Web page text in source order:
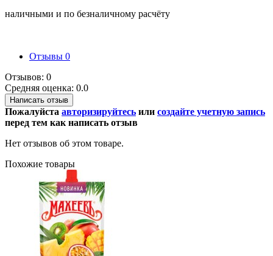
наличными и по безналичному расчёту
Отзывы 0
Отзывов: 0
Средняя оценка: 0.0
Написать отзыв
Пожалуйста авторизируйтесь или создайте учетную запись
перед тем как написать отзыв
Нет отзывов об этом товаре.
Похожие товары